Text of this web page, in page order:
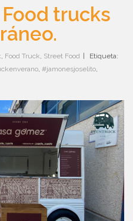
trucks
, Food Truck, Street Food
Etiqueta:
, #jamonesjoselito,